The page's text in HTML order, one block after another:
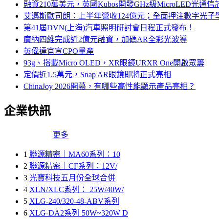
融資210萬美元，英國Kubos開發GHz級MicroLED光通信
艾邁斯歐司朗：上半年營收124億元；全面押注數字光子
第41屆DVN(上海)汽車照明研討會日程正式發布！
廣納四維完成近2億元融資，加碼AR全彩光波導
英偉達官宣CPO量產
93g、搭載Micro OLED，XR眼鏡URXR One開啟眾籌
定價近1.5萬元，Snap AR眼鏡即將正式亮相
ChinaJoy 2026開幕，有哪些高性能顯示產品亮相？
企業快訊
更多
1 聯源精密｜MA60系列：10
2 聯源精密｜CF系列：12V/
3 光寶科技五月份全球合併
4 XLN/XLC系列： 25W/40W/
5 XLG-240/320-48-ABV系列
6 XLG-DA2系列 50W~320W D